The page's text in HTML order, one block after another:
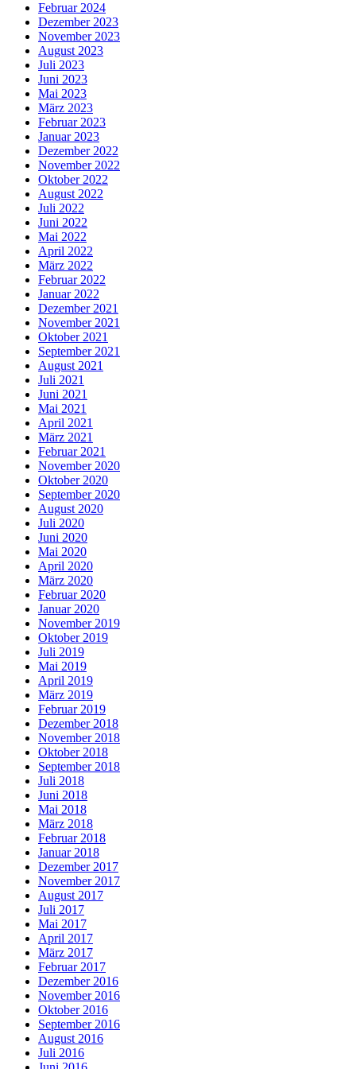
Februar 2024
Dezember 2023
November 2023
August 2023
Juli 2023
Juni 2023
Mai 2023
März 2023
Februar 2023
Januar 2023
Dezember 2022
November 2022
Oktober 2022
August 2022
Juli 2022
Juni 2022
Mai 2022
April 2022
März 2022
Februar 2022
Januar 2022
Dezember 2021
November 2021
Oktober 2021
September 2021
August 2021
Juli 2021
Juni 2021
Mai 2021
April 2021
März 2021
Februar 2021
November 2020
Oktober 2020
September 2020
August 2020
Juli 2020
Juni 2020
Mai 2020
April 2020
März 2020
Februar 2020
Januar 2020
November 2019
Oktober 2019
Juli 2019
Mai 2019
April 2019
März 2019
Februar 2019
Dezember 2018
November 2018
Oktober 2018
September 2018
Juli 2018
Juni 2018
Mai 2018
März 2018
Februar 2018
Januar 2018
Dezember 2017
November 2017
August 2017
Juli 2017
Mai 2017
April 2017
März 2017
Februar 2017
Dezember 2016
November 2016
Oktober 2016
September 2016
August 2016
Juli 2016